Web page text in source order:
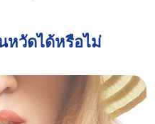
หวัดได้หรือไม่